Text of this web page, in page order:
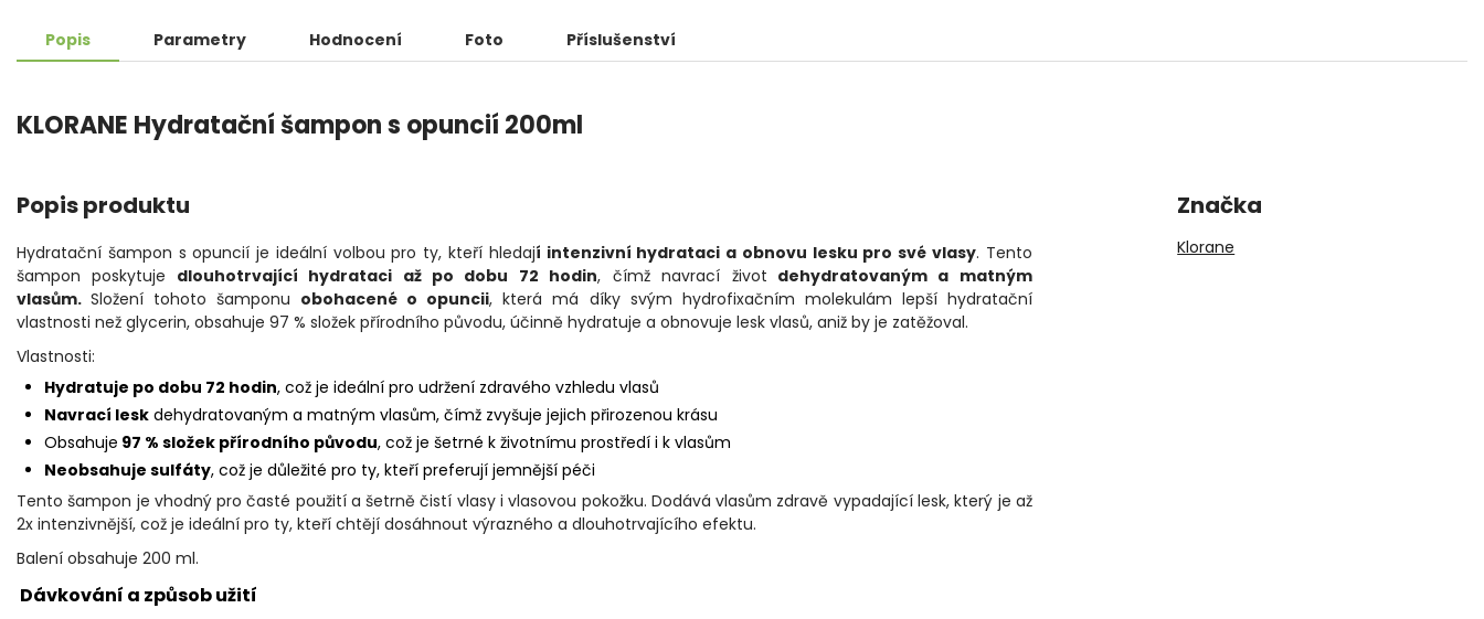
Popis Parametry Hodnocení Foto Příslušenství
KLORANE Hydratační šampon s opuncií 200ml
Popis produktu
Hydratační šampon s opuncií je ideální volbou pro ty, kteří hledají intenzivní hydrataci a obnovu lesku pro své vlasy. Tento
šampon poskytuje dlouhotrvající hydrataci až po dobu 72 hodin, čímž navrací život dehydratovaným a matným
vlasům.Složení tohoto šamponu obohacené o opuncii, která má díky svým hydrofixačním molekulám lepší hydratační
vlastnosti než glycerin, obsahuje 97 % složek přírodního původu, účinně hydratuje a obnovuje lesk vlasů, aniž by je zatěžoval.
Vlastnosti:
Hydratuje po dobu 72 hodin, což je ideální pro udržení zdravého vzhledu vlasů
Navrací lesk dehydratovaným a matným vlasům, čímž zvyšuje jejich přirozenou krásu
Obsahuje 97 % složek přírodního původu, což je šetrné k životnímu prostředí i k vlasům
Neobsahuje sulfáty, což je důležité pro ty, kteří preferují jemnější péči
Tento šampon je vhodný pro časté použití a šetrně čistí vlasy i vlasovou pokožku. Dodává vlasům zdravě vypadající lesk, který je až
2x intenzivnější, což je ideální pro ty, kteří chtějí dosáhnout výrazného a dlouhotrvajícího efektu.
Balení obsahuje 200 ml.
Dávkování a způsob užití
Značka
Klorane